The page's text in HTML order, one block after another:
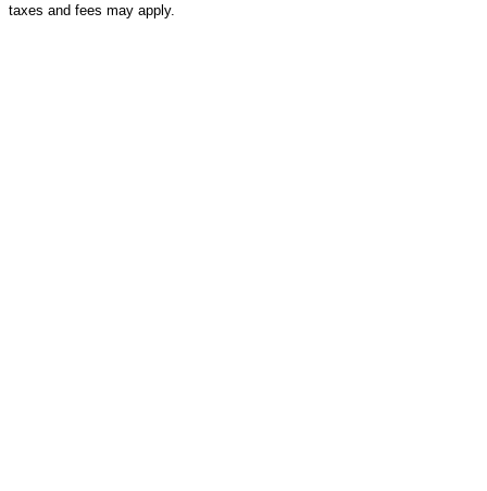
taxes and fees may apply.